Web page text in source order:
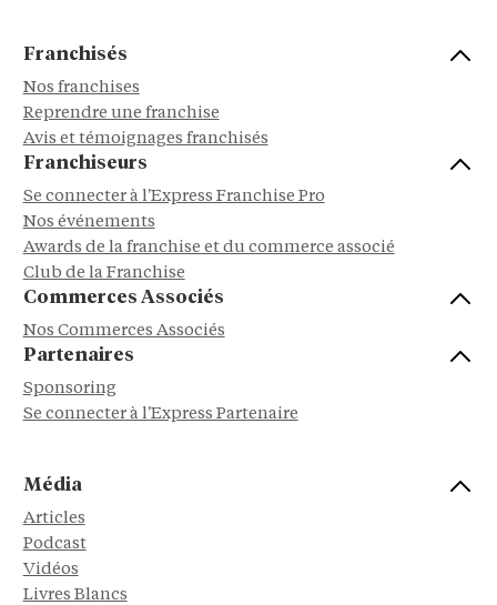
Franchisés
Nos franchises
Reprendre une franchise
Avis et témoignages franchisés
Franchiseurs
Se connecter à l'Express Franchise Pro
Nos événements
Awards de la franchise et du commerce associé
Club de la Franchise
Commerces Associés
Nos Commerces Associés
Partenaires
Sponsoring
Se connecter à l'Express Partenaire
Média
Articles
Podcast
Vidéos
Livres Blancs